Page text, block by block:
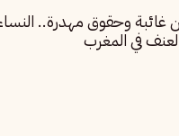
غائبة وحقوق مهدرة..
في المغرب